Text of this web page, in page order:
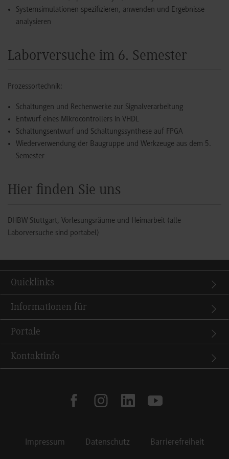
Systemsimulationen spezifizieren, anwenden und Ergebnisse
analysieren
Laborversuche im 6. Semester
Prozessortechnik:
Schaltungen und Rechenwerke zur Signalverarbeitung
Entwurf eines Mikrocontrollers in VHDL
Schaltungsentwurf und Schaltungssynthese auf FPGA
Wiederverwendung der Baugruppe und Werkzeuge aus dem 5.
Semester
Hier finden Sie uns
DHBW Stuttgart, Vorlesungsräume und Heimarbeit (alle
Laborversuche sind portabel)
Quicklinks
Informationen für
Portale
Kontaktinfo
facebookinstagramlinkedin youtube
Impressum Datenschutz Barrierefreiheit